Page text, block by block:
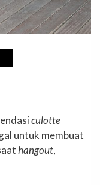
culotte
untuk membuat
hangout,